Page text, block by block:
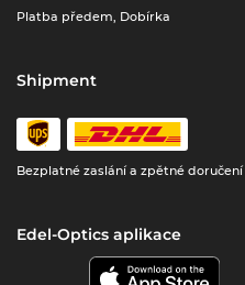
Platba předem, Dobírka
Shipment
Bezplatné zaslání a zpětné doručení
Edel-Optics aplikace